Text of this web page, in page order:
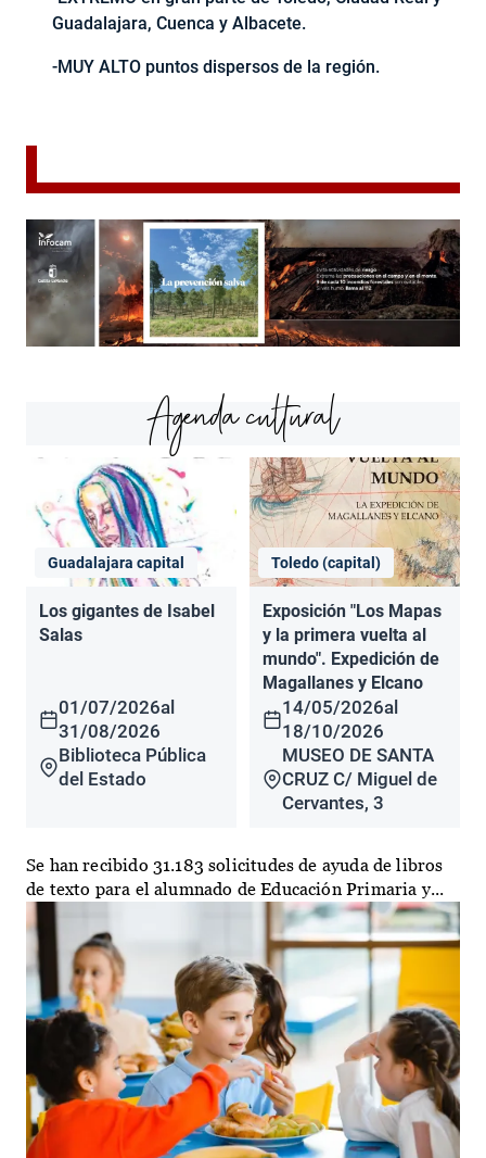
Guadalajara, Cuenca y Albacete.
-MUY ALTO puntos dispersos de la región.
Agenda cultural
Guadalajara capital
Los gigantes de Isabel
Salas
01/07/2026al
31/08/2026
Biblioteca Pública
del Estado
Toledo (capital)
Exposición "Los Mapas
y la primera vuelta al
mundo". Expedición de
Magallanes y Elcano
14/05/2026al
18/10/2026
MUSEO DE SANTA
CRUZ C/ Miguel de
Cervantes, 3
Se han recibido 31.183 solicitudes de ayuda de libros
de texto para el alumnado de Educación Primaria y...